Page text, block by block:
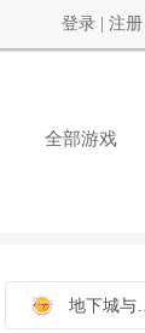
登录 注册
全部游戏